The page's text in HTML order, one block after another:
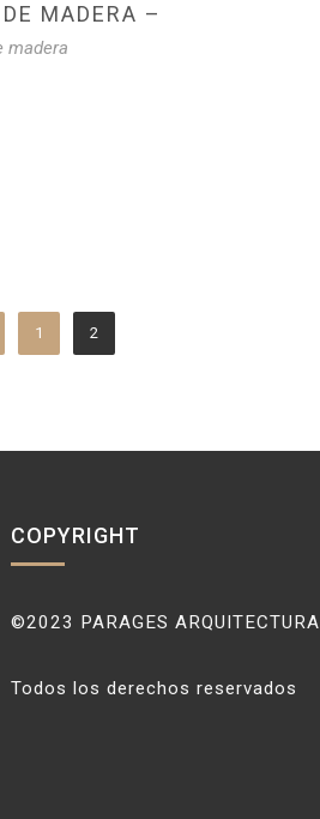
MADERA –
madera
1 2
COPYRIGHT
©2023 PARAGES ARQUITECTURA
Todos los derechos reservados